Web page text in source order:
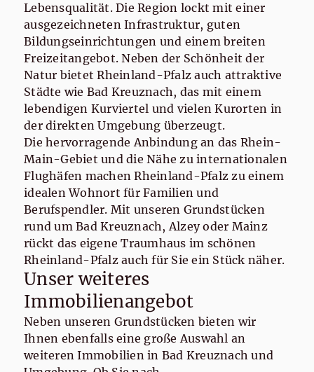
Lebensqualität. Die Region lockt mit einer
ausgezeichneten Infrastruktur, guten
Bildungseinrichtungen und einem breiten
Freizeitangebot. Neben der Schönheit der
Natur bietet Rheinland-Pfalz auch attraktive
Städte wie Bad Kreuznach, das mit einem
lebendigen Kurviertel und vielen Kurorten in
der direkten Umgebung überzeugt.
Die hervorragende Anbindung an das Rhein-
Main-Gebiet und die Nähe zu internationalen
Flughäfen machen Rheinland-Pfalz zu einem
idealen Wohnort für Familien und
Berufspendler. Mit unseren Grundstücken
rund um Bad Kreuznach, Alzey oder Mainz
rückt das eigene Traumhaus im schönen
Rheinland-Pfalz auch für Sie ein Stück näher.
Unser weiteres
Immobilienangebot
Neben unseren Grundstücken bieten wir
Ihnen ebenfalls eine große Auswahl an
weiteren Immobilien in Bad Kreuznach und